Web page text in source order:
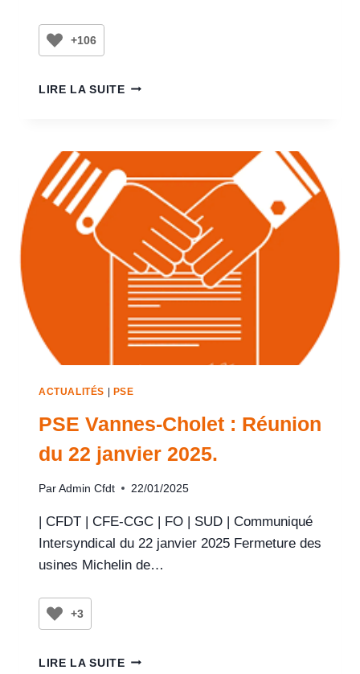
+106
LIRE LA SUITE
ACTUALITÉS PSE
PSE Vannes-Cholet : Réunion
du 22 janvier 2025.
Par Admin Cfdt 22/01/2025
| CFDT | CFE-CGC | FO | SUD | Communiqué
Intersyndical du 22 janvier 2025 Fermeture des
usines Michelin de…
+3
LIRE LA SUITE